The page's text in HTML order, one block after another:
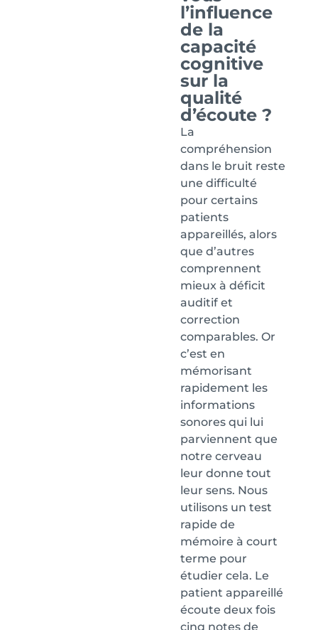
l’influence
de la
capacité
cognitive
sur la
qualité
d’écoute ?
La
compréhension
dans le bruit reste
une difficulté
pour certains
patients
appareillés, alors
que d’autres
comprennent
mieux à déficit
auditif et
correction
comparables. Or
c’est en
mémorisant
rapidement les
informations
sonores qui lui
parviennent que
notre cerveau
leur donne tout
leur sens. Nous
utilisons un test
rapide de
mémoire à court
terme pour
étudier cela. Le
patient appareillé
écoute deux fois
cinq notes de